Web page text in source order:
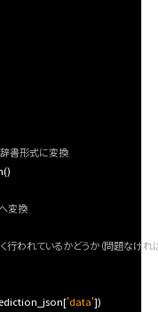
書形式に変換
変換
れているかどうか（問題なければ
'data'])